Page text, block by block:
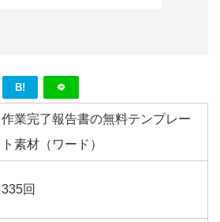
B!
作業完了報告書の無料テンプレー
ト素材（ワード）
335回